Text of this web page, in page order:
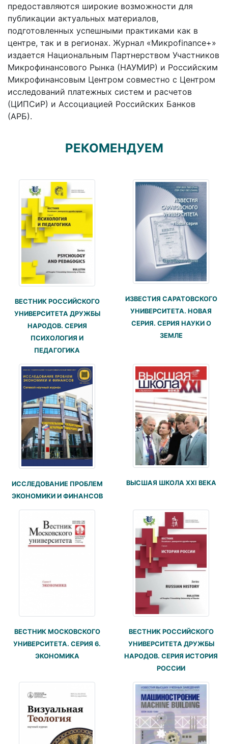
предоставляются широкие возможности для
публикации актуальных материалов,
подготовленных успешными практиками как в
центре, так и в регионах. Журнал «Микроfinance+»
издается Национальным Партнерством Участников
Микрофинансового Рынка (НАУМИР) и Российским
Микрофинансовым Центром совместно с Центром
исследований платежных систем и расчетов
(ЦИПСиР) и Ассоциацией Российских Банков
(АРБ).
РЕКОМЕНДУЕМ
ВЕСТНИК РОССИЙСКОГО
УНИВЕРСИТЕТА ДРУЖБЫ
НАРОДОВ. СЕРИЯ
ПСИХОЛОГИЯ И
ПЕДАГОГИКА
ИЗВЕСТИЯ САРАТОВСКОГО
УНИВЕРСИТЕТА. НОВАЯ
СЕРИЯ. СЕРИЯ НАУКИ О
ЗЕМЛЕ
ИССЛЕДОВАНИЕ ПРОБЛЕМ
ЭКОНОМИКИ И ФИНАНСОВ
ВЫСШАЯ ШКОЛА XXI ВЕКА
ВЕСТНИК МОСКОВСКОГО
УНИВЕРСИТЕТА. СЕРИЯ 6.
ЭКОНОМИКА
ВЕСТНИК РОССИЙСКОГО
УНИВЕРСИТЕТА ДРУЖБЫ
НАРОДОВ. СЕРИЯ ИСТОРИЯ
РОССИИ